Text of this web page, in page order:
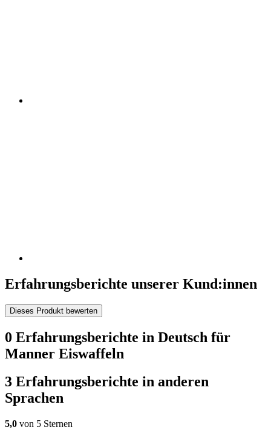
Erfahrungsberichte unserer Kund:innen
Dieses Produkt bewerten
0 Erfahrungsberichte in Deutsch für
Manner Eiswaffeln
3 Erfahrungsberichte in anderen
Sprachen
5,0 von 5 Sternen